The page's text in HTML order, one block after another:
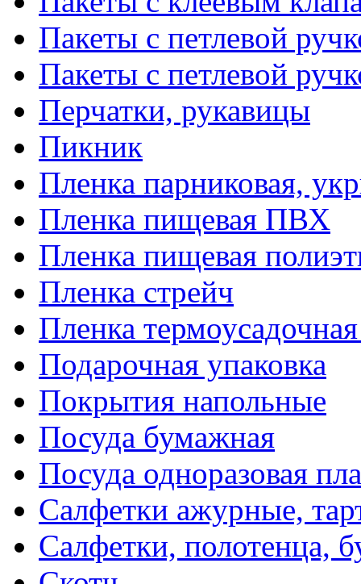
Пакеты с петлевой
Пакеты с петлевой
Перчатки, рукавицы
Пикник
Пленка парниковая,
Пленка пищевая ПВХ
Пленка пищевая
Пленка стрейч
Пленка
Подарочная упаковка
Покрытия напольные
Посуда бумажная
Посуда одноразовая
Салфетки ажурные,
Салфетки, полотенца,